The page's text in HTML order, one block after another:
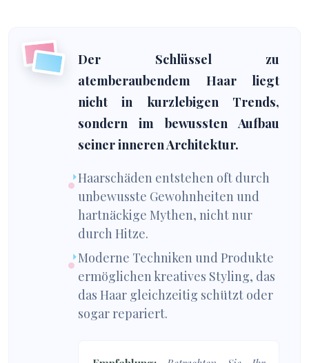
Der Schlüssel zu
atemberaubendem Haar liegt
nicht in kurzlebigen Trends,
sondern im bewussten Aufbau
seiner inneren Architektur.
Haarschäden entstehen oft durch
unbewusste Gewohnheiten und
hartnäckige Mythen, nicht nur
durch Hitze.
Moderne Techniken und Produkte
ermöglichen kreatives Styling, das
das Haar gleichzeitig schützt oder
sogar repariert.